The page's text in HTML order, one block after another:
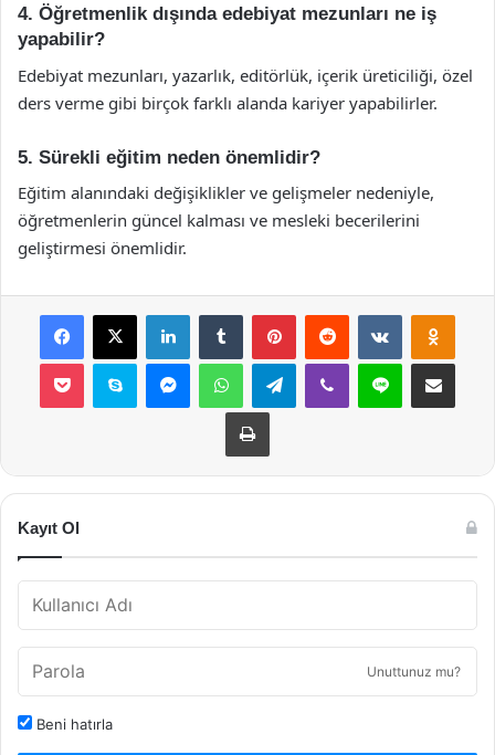
4. Öğretmenlik dışında edebiyat mezunları ne iş
yapabilir?
Edebiyat mezunları, yazarlık, editörlük, içerik üreticiliği, özel
ders verme gibi birçok farklı alanda kariyer yapabilirler.
5. Sürekli eğitim neden önemlidir?
Eğitim alanındaki değişiklikler ve gelişmeler nedeniyle,
öğretmenlerin güncel kalması ve mesleki becerilerini
geliştirmesi önemlidir.
Facebook
X LinkedInTumblr PinterestReddit VKontakte
Pocket Skype MessengerWhatsAppTelegramViber Line E-Posta ile
Yazdır
Kayıt Ol
Unuttunuz mu?
Beni hatırla